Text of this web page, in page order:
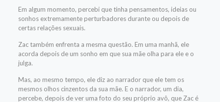
Em algum momento, percebi que tinha pensamentos, ideias ou
sonhos extremamente perturbadores durante ou depois de
certas relações sexuais.
Zac também enfrenta a mesma questão. Em uma manhã, ele
acorda depois de um sonho em que sua mãe olha para ele e o
julga.
Mas, ao mesmo tempo, ele diz ao narrador que ele tem os
mesmos olhos cinzentos da sua mãe. E o narrador, um dia,
percebe, depois de ver uma foto do seu próprio avô, que Zac é